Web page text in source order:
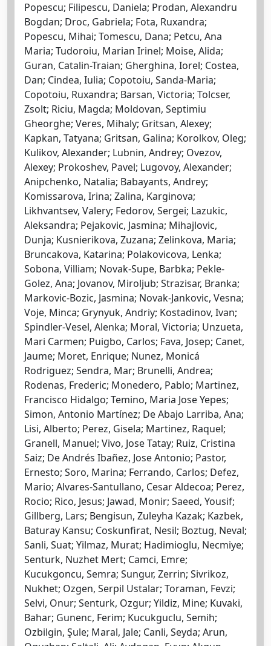
Popescu; Filipescu, Daniela; Prodan, Alexandru
Bogdan; Droc, Gabriela; Fota, Ruxandra;
Popescu, Mihai; Tomescu, Dana; Petcu, Ana
Maria; Tudoroiu, Marian Irinel; Moise, Alida;
Guran, Catalin-Traian; Gherghina, Iorel; Costea,
Dan; Cindea, Iulia; Copotoiu, Sanda-Maria;
Copotoiu, Ruxandra; Barsan, Victoria; Tolcser,
Zsolt; Riciu, Magda; Moldovan, Septimiu
Gheorghe; Veres, Mihaly; Gritsan, Alexey;
Kapkan, Tatyana; Gritsan, Galina; Korolkov, Oleg;
Kulikov, Alexander; Lubnin, Andrey; Ovezov,
Alexey; Prokoshev, Pavel; Lugovoy, Alexander;
Anipchenko, Natalia; Babayants, Andrey;
Komissarova, Irina; Zalina, Karginova;
Likhvantsev, Valery; Fedorov, Sergei; Lazukic,
Aleksandra; Pejakovic, Jasmina; Mihajlovic,
Dunja; Kusnierikova, Zuzana; Zelinkova, Maria;
Bruncakova, Katarina; Polakovicova, Lenka;
Sobona, Villiam; Novak-Supe, Barbka; Pekle-
Golez, Ana; Jovanov, Miroljub; Strazisar, Branka;
Markovic-Bozic, Jasmina; Novak-Jankovic, Vesna;
Voje, Minca; Grynyuk, Andriy; Kostadinov, Ivan;
Spindler-Vesel, Alenka; Moral, Victoria; Unzueta,
Mari Carmen; Puigbo, Carlos; Fava, Josep; Canet,
Jaume; Moret, Enrique; Nunez, Monicá
Rodriguez; Sendra, Mar; Brunelli, Andrea;
Rodenas, Frederic; Monedero, Pablo; Martinez,
Francisco Hidalgo; Temino, Maria Jose Yepes;
Simon, Antonio Martínez; De Abajo Larriba, Ana;
Lisi, Alberto; Perez, Gisela; Martinez, Raquel;
Granell, Manuel; Vivo, Jose Tatay; Ruiz, Cristina
Saiz; De Andrés Ibañez, Jose Antonio; Pastor,
Ernesto; Soro, Marina; Ferrando, Carlos; Defez,
Mario; Alvares-Santullano, Cesar Aldecoa; Perez,
Rocio; Rico, Jesus; Jawad, Monir; Saeed, Yousif;
Gillberg, Lars; Bengisun, Zuleyha Kazak; Kazbek,
Baturay Kansu; Coskunfirat, Nesil; Boztug, Neval;
Sanli, Suat; Yilmaz, Murat; Hadimioglu, Necmiye;
Senturk, Nuzhet Mert; Camci, Emre;
Kucukgoncu, Semra; Sungur, Zerrin; Sivrikoz,
Nukhet; Ozgen, Serpil Ustalar; Toraman, Fevzi;
Selvi, Onur; Senturk, Ozgur; Yildiz, Mine; Kuvaki,
Bahar; Gunenc, Ferim; Kucukguclu, Semih;
Ozbilgin, Şule; Maral, Jale; Canli, Seyda; Arun,